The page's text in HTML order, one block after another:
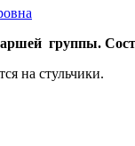
группы.
на стульчики.